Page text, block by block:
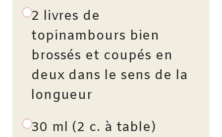
2 livres de
topinambours bien
brossés et coupés en
deux dans le sens de la
longueur
30 ml (2 c. à table)